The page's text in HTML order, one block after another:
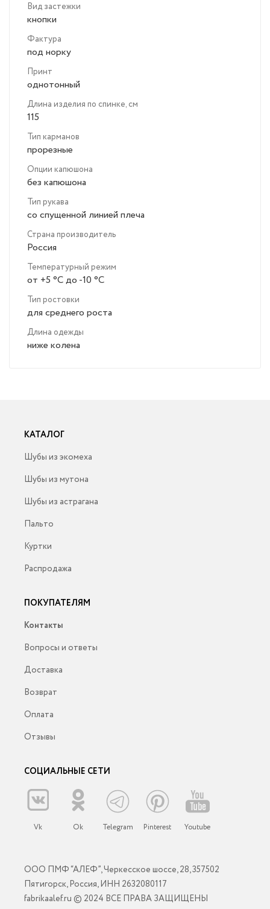
Вид застежки
кнопки
Фактура
под норку
Принт
однотонный
Длина изделия по спинке, см
115
Тип карманов
прорезные
Опции капюшона
без капюшона
Тип рукава
со спущенной линией плеча
Страна производитель
Россия
Температурный режим
от +5 °C до -10 °C
Тип ростовки
для среднего роста
Длина одежды
ниже колена
КАТАЛОГ
Шубы из экомеха
Шубы из мутона
Шубы из астрагана
Пальто
Куртки
Распродажа
ПОКУПАТЕЛЯМ
Контакты
Вопросы и ответы
Доставка
Возврат
Оплата
Отзывы
СОЦИАЛЬНЫЕ СЕТИ
Vk Ok Telegram Pinterest Youtube
ООО ПМФ “АЛЕФ”, Черкесское шоссе, 28, 357502
Пятигорск, Россия, ИНН 2632080117
fabrikaalef.ru © 2024 ВСЕ ПРАВА ЗАЩИЩЕНЫ